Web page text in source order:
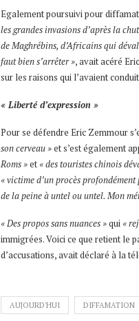
Egalement poursuivi pour
les grandes invasions d’après la
de Maghrébins, d’Africains qui
faut bien s’arrêter », avait acéré
sur les raisons qui l’avaient
« Liberté d’expression »
Pour se défendre Eric Zemmour
son cerveau »et s’est également
Roms »et« des touristes chinois
« victime d’un procès
de la peine à untel ou untel. Mon
« Des propos sans nuances »qui«
immigrées. Voici ce que retient le
d’accusations, avait déclaré à la
AUJOURD'HUI DIFFAMATION